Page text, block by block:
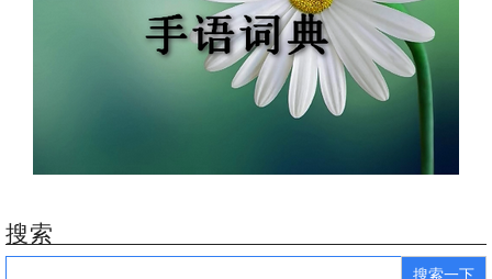
搜索
Search